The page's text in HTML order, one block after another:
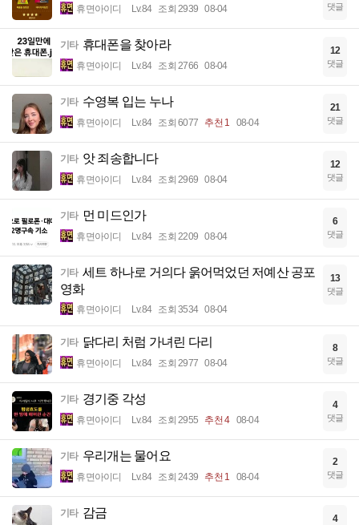
휴면아이디 Lv.84 조회 2939 08-04 댓글
기타 휴대폰을 찾아라
휴면아이디 Lv.84 조회 2766 08-04
12
댓글
기타 수영복 입는 누나
휴면아이디 Lv.84 조회 6077 추천 1 08-04
21
댓글
기타 앗 죄송합니다
휴면아이디 Lv.84 조회 2969 08-04
12
댓글
기타 먼 미드인가
휴면아이디 Lv.84 조회 2209 08-04
6
댓글
기타 세트 하나로 거의다 욹어먹었던 저예산 공포
영화
휴면아이디 Lv.84 조회 3534 08-04
13
댓글
기타 닭다리 처럼 가녀린 다리
휴면아이디 Lv.84 조회 2977 08-04
8
댓글
기타 경기중 각성
휴면아이디 Lv.84 조회 2955 추천 4 08-04
4
댓글
기타 우리개는 물어요
휴면아이디 Lv.84 조회 2439 추천 1 08-04
2
댓글
기타 감금 4